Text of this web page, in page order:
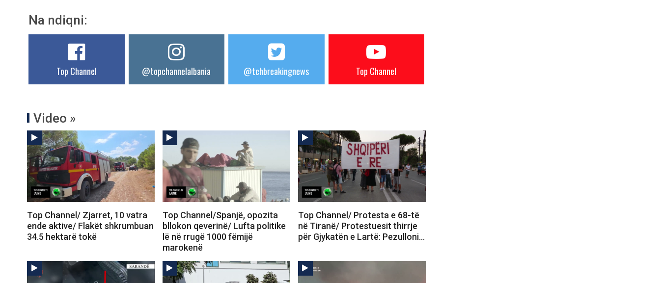
Na ndiqni:
Top Channel @topchannelalbania @tchbreakingnews Top Channel
Video »
Top Channel/ Zjarret, 10 vatra
ende aktive/ Flakët shkrumbuan
34.5 hektarë tokë
Top Channel/Spanjë, opozita
bllokon qeverinë/ Lufta politike
lë në rrugë 1000 fëmijë
marokenë
Top Channel/ Protesta e 68-të
në Tiranë/ Protestuesit thirrje
për Gjykatën e Lartë: Pezulloni…